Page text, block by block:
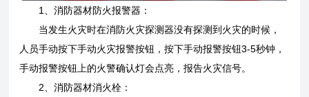
1、消防器材防火报警器：
当发生火灾时在消防火灾探测器没有探测到火灾的时候，
人员手动按下手动火灾报警按钮，按下手动报警按钮3-5秒钟，
手动报警按钮上的火警确认灯会点亮，报告火灾信号。
2、消防器材消火栓：